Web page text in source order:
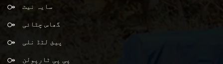
سایہ نیٹ
گھاس چٹائی
پیئ لٹڈ نلی
پی پی ٹارپولن